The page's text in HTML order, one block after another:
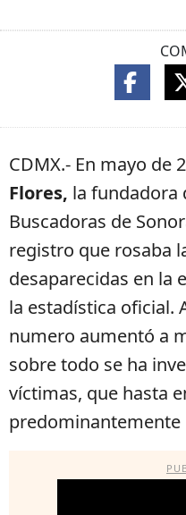
CDMX.- En mayo de
Flores, la fundadora
Buscadoras de
registro que rosaba
desaparecidas en la
la estadística oficial.
numero aumentó a
sobre todo se ha
víctimas, que hasta
predominantemente